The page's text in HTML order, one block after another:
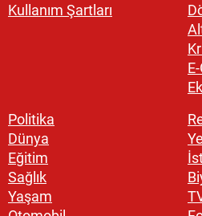
Kullanım Şartları
Politika
Dünya
Eğitim
Sağlık
Yaşam